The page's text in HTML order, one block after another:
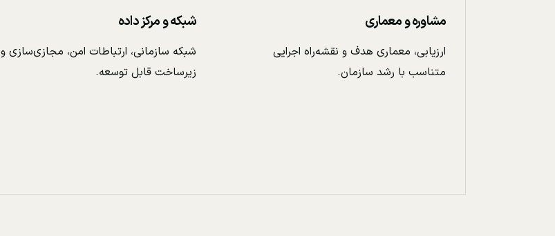
مشاوره و معماری
ارزیابی، معماری هدف و نقشه‌راه اجرایی
متناسب با رشد سازمان.
شبکه و مرکز داده
شبکه سازمانی، ارتباطات امن، مجازی‌سازی و
زیرساخت قابل توسعه.